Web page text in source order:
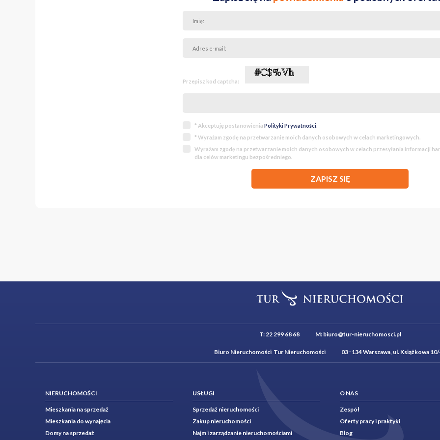
Przepisz kod captcha:
* Akceptuję postanowienia Polityki Prywatności.
* Wyrażam zgodę na przetwarzanie moich danych osobowych w celach marketingowych.
Wyrażam zgodę na przetwarzanie moich danych osobowych w celach przesyłania informacji
dla celów marketingu bezpośredniego.
ZAPISZ SIĘ
T:22 299 68 68M: biuro@tur-nieruchomosci.pl
Biuro Nieruchomości Tur Nieruchomości 03−134 Warszawa, ul. Książkowa
NIERUCHOMOŚCI
Mieszkania na sprzedaż
Mieszkania do wynajęcia
Domy na sprzedaż
USŁUGI
Sprzedaż nieruchomości
Zakup nieruchomości
Najm i zarządzanie nieruchomościami
O NAS
Zespół
Oferty pracy i praktyki
Blog